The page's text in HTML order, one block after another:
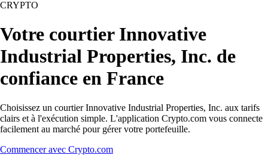
CRYPTO
Votre courtier Innovative
Industrial Properties, Inc. de
confiance en France
Choisissez un courtier Innovative Industrial Properties, Inc. aux tarifs
clairs et à l'exécution simple. L'application Crypto.com vous connecte
facilement au marché pour gérer votre portefeuille.
Commencer avec Crypto.com